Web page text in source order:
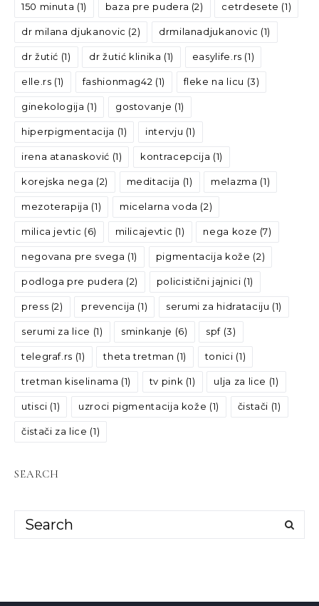
150 minuta (1) baza pre pudera (2) cetrdesete (1)
dr milana djukanovic (2) drmilanadjukanovic (1)
dr žutić (1) dr žutić klinika (1) easylife.rs (1)
elle.rs (1) fashionmag42 (1) fleke na licu (3)
ginekologija (1) gostovanje (1)
hiperpigmentacija (1) intervju (1)
irena atanasković (1) kontracepcija (1)
korejska nega (2) meditacija (1) melazma (1)
mezoterapija (1) micelarna voda (2)
milica jevtic (6) milicajevtic (1) nega koze (7)
negovana pre svega (1) pigmentacija kože (2)
podloga pre pudera (2) policistični jajnici (1)
press (2) prevencija (1) serumi za hidrataciju (1)
serumi za lice (1) sminkanje (6) spf (3)
telegraf.rs (1) theta tretman (1) tonici (1)
tretman kiselinama (1) tv pink (1) ulja za lice (1)
utisci (1) uzroci pigmentacija kože (1) čistači (1)
čistači za lice (1)
SEARCH